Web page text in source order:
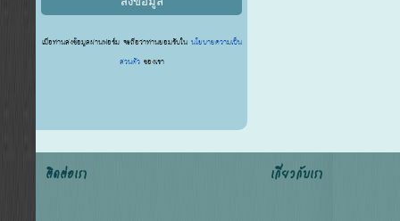
เมื่อท่านส่งข้อมูลผ่านฟอร์ม จะถือว่าท่านยอมรับในนโยบายความเป็น
ส่วนตัว ของเรา
ติดต่อเรา เกี่ยวกับเรา